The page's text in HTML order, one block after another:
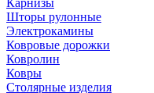
Карнизы
Шторы рулонные
Электрокамины
Ковровые дорожки
Ковролин
Ковры
Столярные изделия